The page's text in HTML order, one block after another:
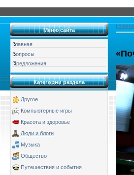
Меню сайта
Главная
Вопросы
Предложения
Категории раздела
Другое
Компьютерные игры
Красота и здоровье
Люди и блоги
Музыка
Общество
Путешествия и события